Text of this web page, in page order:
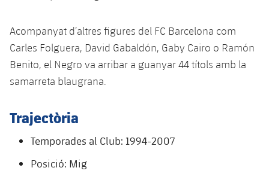
plusicon
més
Instal·lacions
Palau Blaugrana
Estadi Johan Cruyff
SUB12
SUB11 A
SUB11 B
SUB10 A
SUB13 B
SUB12 C
SUB11 C
Entrades
Gameday Shows
Classificacions
Barça Atlètic
Junior
Cadet B
PLUSICON
MÉS
Primer Equip
plusicon
Entrades
Calendari
plusicon
més
Actualitat
Acompanyat d’altres figures del FC Barcelona com
Carles Folguera, David Gabaldón, Gaby Cairo o Ramón
Benito, el Negro va arribar a guanyar 44 títols amb la
samarreta blaugrana.
Trajectòria
Temporades al Club: 1994-2007
Posició: Mig